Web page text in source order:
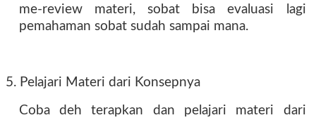
me-review materi, sobat bisa evaluasi lagi
pemahaman sobat sudah sampai mana.
5. Pelajari Materi dari Konsepnya
Coba deh terapkan dan pelajari materi dari